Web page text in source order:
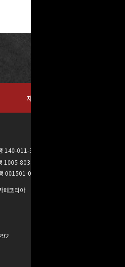
제휴문의
140-011-389888
1005-803-373568
001501-04-137302
페코리아